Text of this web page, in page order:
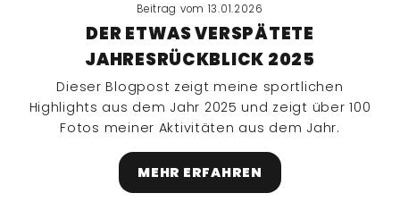
Beitrag vom 13.01.2026
DER ETWAS VERSPÄTETE
JAHRESRÜCKBLICK 2025
Dieser Blogpost zeigt meine sportlichen
Highlights aus dem Jahr 2025 und zeigt über 100
Fotos meiner Aktivitäten aus dem Jahr.
MEHR ERFAHREN